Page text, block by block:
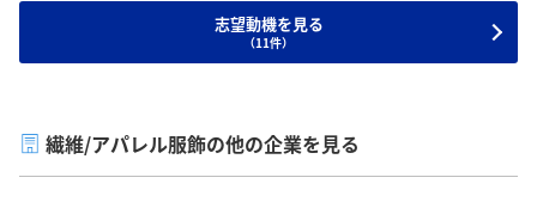
→EC事業の拡大を目指しており、インターンで経験したコン
テンツ作りの経験が活かせると思う
表現を大切にする顧客層を築いている点に惹かれています。
私は、自分の知見を活かして、ブランドの価値をさらに高
志望動機を見る
（11件）
繊維/アパレル服飾の他の企業を見る